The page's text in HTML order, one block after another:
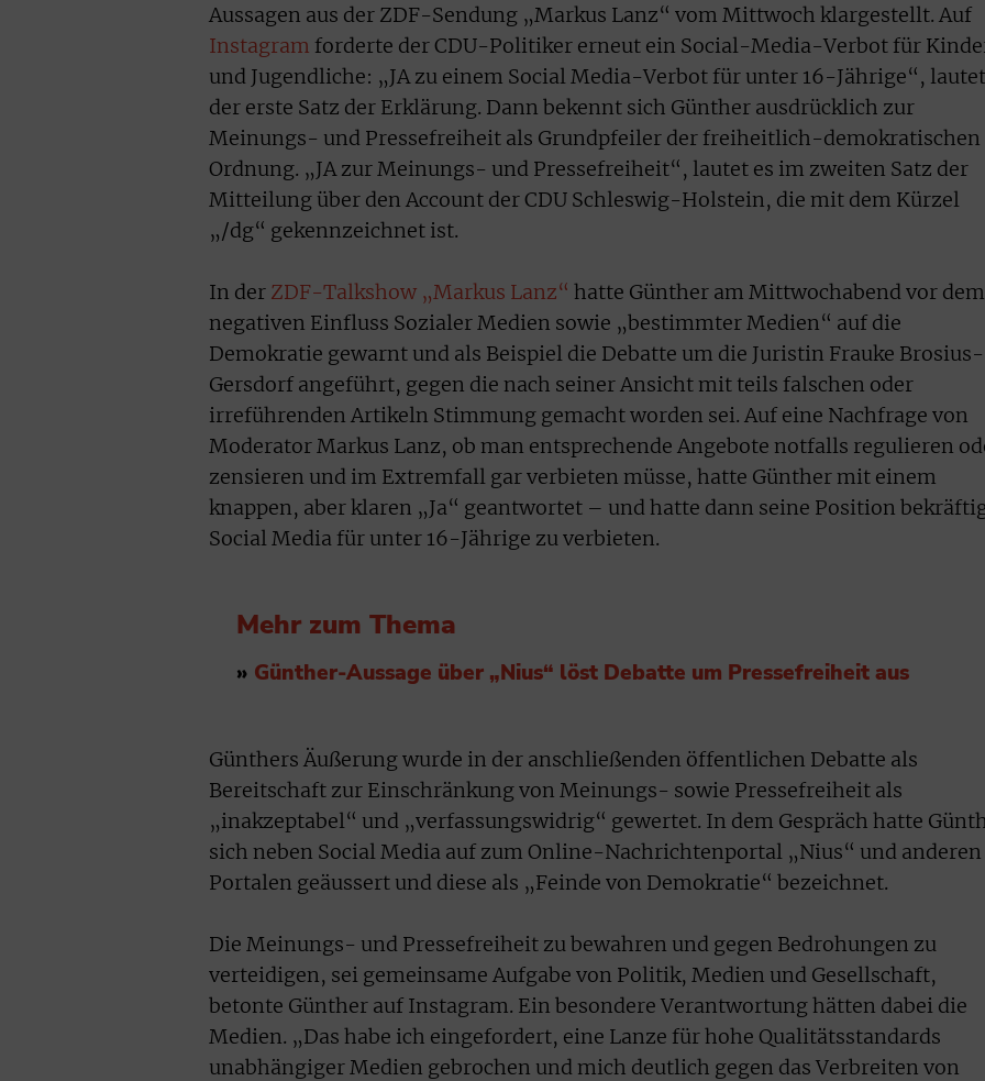
Aussagen aus der ZDF-Sendung „Markus Lanz“ vom Mittwoch klargestellt. Auf
Instagram forderte der CDU-Politiker erneut ein Social-Media-Verbot für
und Jugendliche: „JA zu einem Social Media-Verbot für unter 16-Jährige“, lautet
der erste Satz der Erklärung. Dann bekennt sich Günther ausdrücklich zur
Meinungs- und Pressefreiheit als Grundpfeiler der freiheitlich-demokratischen
Ordnung. „JA zur Meinungs- und Pressefreiheit“, lautet es im zweiten Satz der
Mitteilung über den Account der CDU Schleswig-Holstein, die mit dem Kürzel
„/dg“ gekennzeichnet ist.
In der ZDF-Talkshow „Markus Lanz“ hatte Günther am Mittwochabend vor dem
negativen Einfluss Sozialer Medien sowie „bestimmter Medien“ auf die
Demokratie gewarnt und als Beispiel die Debatte um die Juristin Frauke Brosius-
Gersdorf angeführt, gegen die nach seiner Ansicht mit teils falschen oder
irreführenden Artikeln Stimmung gemacht worden sei. Auf eine Nachfrage von
Moderator Markus Lanz, ob man entsprechende Angebote notfalls regulieren
zensieren und im Extremfall gar verbieten müsse, hatte Günther mit einem
knappen, aber klaren „Ja“ geantwortet – und hatte dann seine Position
Social Media für unter 16-Jährige zu verbieten.
Mehr zum Thema
» Günther-Aussage über „Nius“ löst Debatte um Pressefreiheit aus
Günthers Äußerung wurde in der anschließenden öffentlichen Debatte als
Bereitschaft zur Einschränkung von Meinungs- sowie Pressefreiheit als
„inakzeptabel“ und „verfassungswidrig“ gewertet. In dem Gespräch hatte
sich neben Social Media auf zum Online-Nachrichtenportal „Nius“ und anderen
Portalen geäussert und diese als „Feinde von Demokratie“ bezeichnet.
Die Meinungs- und Pressefreiheit zu bewahren und gegen Bedrohungen zu
verteidigen, sei gemeinsame Aufgabe von Politik, Medien und Gesellschaft,
betonte Günther auf Instagram. Ein besondere Verantwortung hätten dabei die
Medien. „Das habe ich eingefordert, eine Lanze für hohe Qualitätsstandards
unabhängiger Medien gebrochen und mich deutlich gegen das Verbreiten von